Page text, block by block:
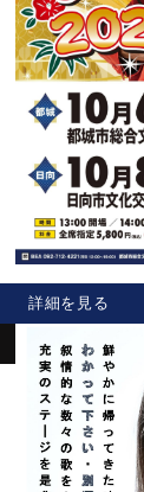
詳細を見る